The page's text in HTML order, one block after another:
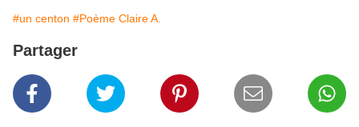
#un centon #Poème Claire A.
Partager